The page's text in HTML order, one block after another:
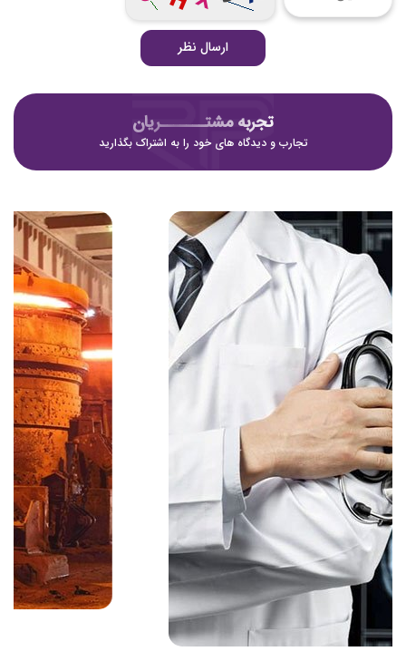
ارسال نظر
تجربه مشتـــــــریان
تجارب و دیدگاه های خود را به اشتراک بگذارید